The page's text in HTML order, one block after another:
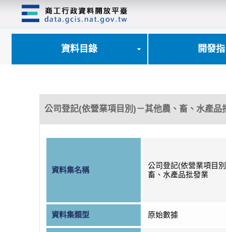
資料目錄 開發
公司登記(依營業項目別)－其他農、畜、水產品
資料集名稱
公司登記(依營業項目
畜、水產品批發業
資料集類型 原始數據